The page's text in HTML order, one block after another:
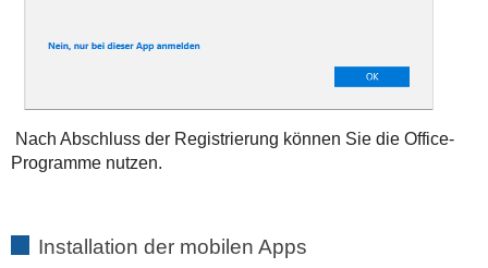
Nach Abschluss der Registrierung können Sie die Office-
Programme nutzen.
Installation der mobilen Apps